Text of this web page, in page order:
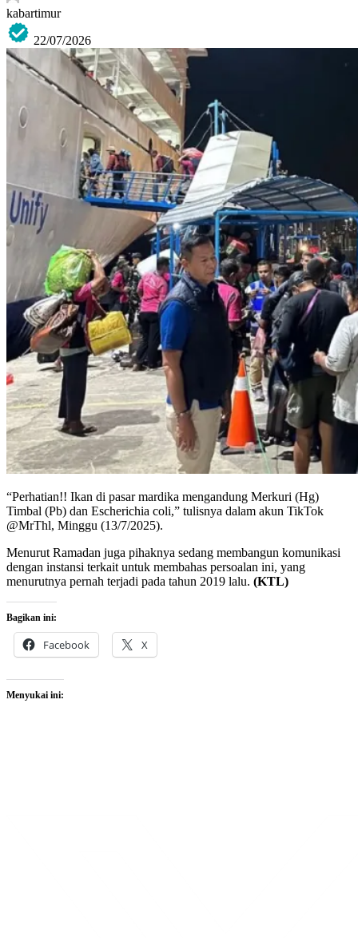
kabartimur
22/07/2026
“Perhatian!! Ikan di pasar mardika mengandung Merkuri (Hg)
Timbal (Pb) dan Escherichia coli,” tulisnya dalam akun TikTok
@MrThl, Minggu (13/7/2025).
Menurut Ramadan juga pihaknya sedang membangun komunikasi
dengan instansi terkait untuk membahas persoalan ini, yang
menurutnya pernah terjadi pada tahun 2019 lalu. (KTL)
Bagikan ini:
Facebook X
Menyukai ini: